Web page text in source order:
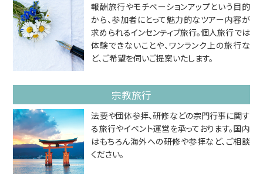
報酬旅行やモチベーションアップという目的
から、参加者にとって魅力的なツアー内容が
求められるインセンティブ旅行。個人旅行では
体験できないことや、ワンランク上の旅行な
ど、ご希望を伺いご提案いたします。
宗教旅行
法要や団体参拝、研修などの宗門行事に関す
る旅行やイベント運営を承っております。国内
はもちろん海外への研修や参拝など、ご相談
ください。